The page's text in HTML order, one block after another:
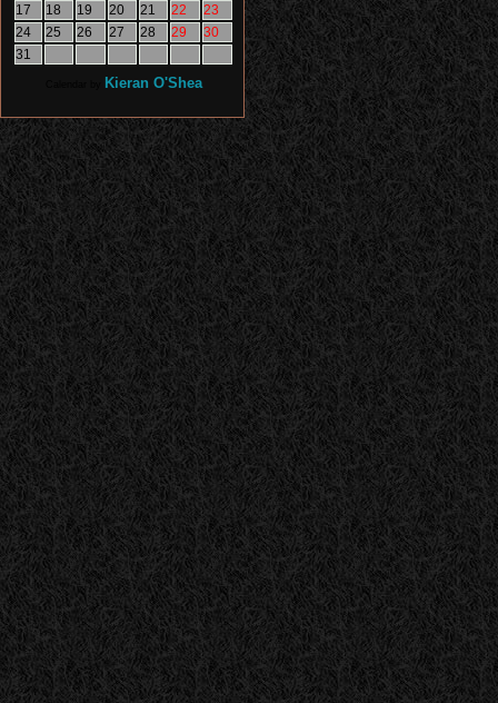
17
18 19 20 21 22
23
24
25 26 27 28 29
30
31
Kieran O'Shea